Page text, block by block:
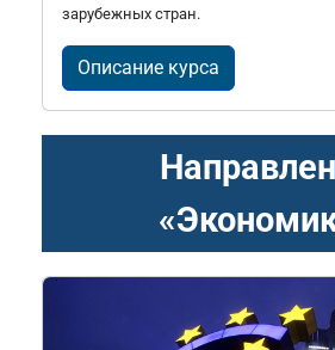
зарубежных стран.
Описание курса